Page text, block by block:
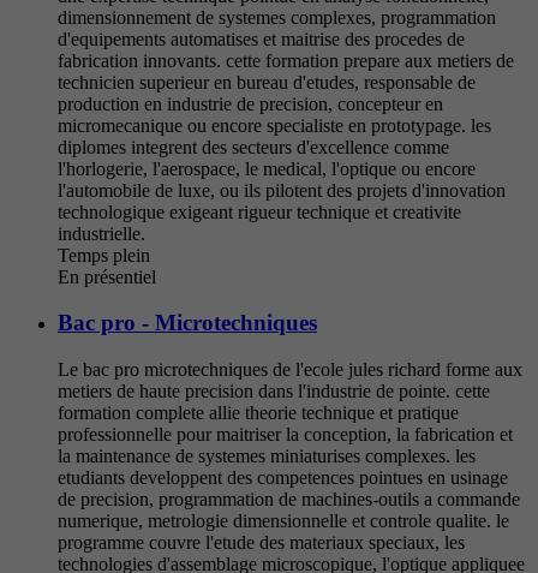
dimensionnement de systemes complexes, programmation
d'equipements automatises et maitrise des procedes de
fabrication innovants. cette formation prepare aux metiers de
technicien superieur en bureau d'etudes, responsable de
production en industrie de precision, concepteur en
micromecanique ou encore specialiste en prototypage. les
diplomes integrent des secteurs d'excellence comme
l'horlogerie, l'aerospace, le medical, l'optique ou encore
l'automobile de luxe, ou ils pilotent des projets d'innovation
technologique exigeant rigueur technique et creativite
industrielle.
Temps plein
En présentiel
Bac pro - Microtechniques
Le bac pro microtechniques de l'ecole jules richard forme aux
metiers de haute precision dans l'industrie de pointe. cette
formation complete allie theorie technique et pratique
professionnelle pour maitriser la conception, la fabrication et
la maintenance de systemes miniaturises complexes. les
etudiants developpent des competences pointues en usinage
de precision, programmation de machines-outils a commande
numerique, metrologie dimensionnelle et controle qualite. le
programme couvre l'etude des materiaux speciaux, les
technologies d'assemblage microscopique, l'optique appliquee